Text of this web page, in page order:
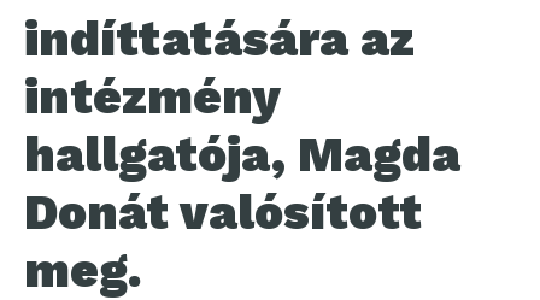
indíttatására az
intézmény
hallgatója, Magda
Donát valósított
meg.